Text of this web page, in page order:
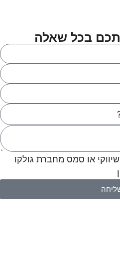
בכל שאלה
או סמס מחברת גולקו